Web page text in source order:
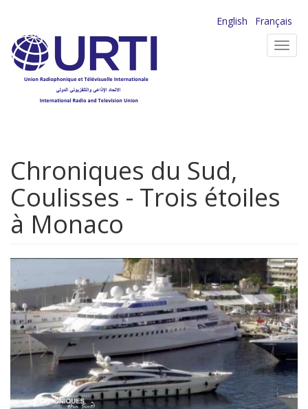
contenu
principal
English
Français
Chroniques du Sud,
Coulisses - Trois étoiles
à Monaco